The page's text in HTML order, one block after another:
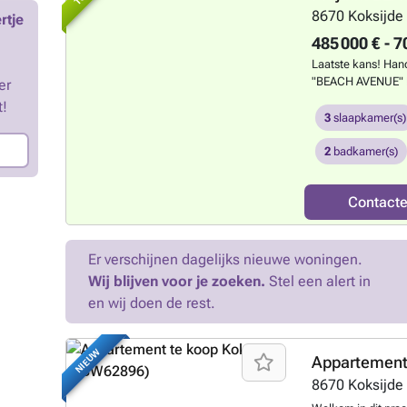
verwarming en
vloerverwarming.
nummer ### of
8670 Koksijde
485 000 € -
Laatste kans!
"BEACH
het gelijkvloerse
ruime
uitbating en
hoogwaardig
Toplocatie op een
luxueuze
dankzij de
Dierendonck,
Destrooper -
unieke kans voor
handelszaak
rondleiding. Plan
klaar!Meer
3 slaapkamer(s)
2 badkamer(s)
Er verschijnen dagelijks nieuwe woningen.
Wij blijven voor je zoeken. Stel een alert in
en wij doen de rest.
NIEUW
8670 Koksijde